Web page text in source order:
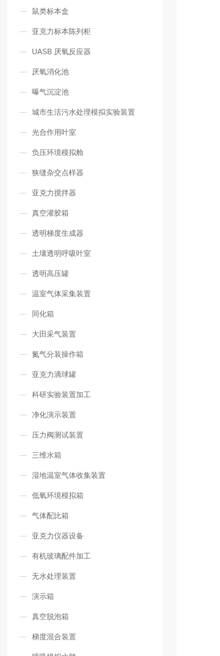
鼠类标本盒
亚克力标本陈列柜
UASB 厌氧反应器
厌氧消化池
曝气沉淀池
城市生活污水处理模拟实验装置
光合作用叶室
负压环境模拟舱
狭缝杂交点样器
亚克力搅拌器
真空灌胶箱
透明梯度生成器
土壤透明呼吸叶室
透明高压罐
温室气体采集装置
同化箱
大田采气装置
氮气分装操作箱
亚克力滴球罐
科研实验装置加工
净化演示装置
压力阀测试装置
三维水箱
湿地温室气体收集装置
低氧环境模拟箱
气体配比箱
亚克力仪器设备
有机玻璃配件加工
无水处理装置
演示箱
真空脱泡箱
梯度混合装置